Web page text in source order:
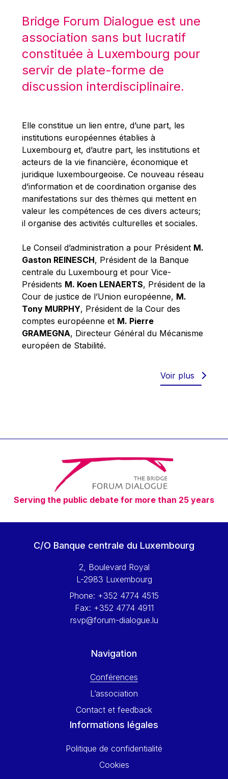
Mario Centeno
Mario Monti
Maroš ŠEFČOVIČ
Martin Bailey
Martine Reicherts
Michael Sohlman
Michel Goedert
Mireille Delmas-Marty
Nobuo Tanaka
Otmar Issing
Paolo Mengozzi
Paschal Donohoe
Pat Cox
Patrizia Nanz
Philippe Maystadt
Pierre Gramegna
Richard Pelly
Robert Goebbels
Robert REYNDERS
Timothy Radcliffe
Vaclav Klaus
Vassilios Skouris
Vítor Manuel da Silva Caldeira
Viviane Reding
Walter Hagg
Wolfgang Ketterle
Yossi Beillin
Yves FRANCHET
Bridge Forum Dialogue est une
association sans but lucratif
constituée à Luxembourg pour
servir de plate-forme de
discussion interdisciplinaire.
Elle constitue un lien entre, d’une part, les
institutions européennes établies à
Luxembourg et, d’autre part, les institutions et
acteurs de la vie financière, économique et
juridique luxembourgeoise. Ce nouveau réseau
d’information et de coordination organise des
manifestations sur des thèmes qui mettent en
valeur les compétences de ces divers acteurs;
il organise des activités culturelles et sociales.
Le Conseil d’administration a pour Président M.
Gaston REINESCH, Président de la Banque
centrale du Luxembourg et pour Vice-
Présidents M. Koen LENAERTS, Président de la
Cour de justice de l’Union européenne, M.
Tony MURPHY, Président de la Cour des
comptes européenne et M. Pierre
GRAMEGNA, Directeur Général du Mécanisme
européen de Stabilité.
Voir plus
Serving the public debate for more than 25 years
C/O Banque centrale du Luxembourg
2, Boulevard Royal
L-2983 Luxembourg
Phone: +352 4774 4515
Fax: +352 4774 4911
rsvp@forum-dialogue.lu
Navigation
Conférences
L’association
Contact et feedback
Informations légales
Politique de confidentialité
Cookies